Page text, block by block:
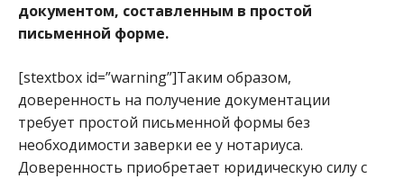
документом, составленным в простой
письменной форме.
[stextbox id=”warning”]Таким образом,
доверенность на получение документации
требует простой письменной формы без
необходимости заверки ее у нотариуса.
Доверенность приобретает юридическую силу с